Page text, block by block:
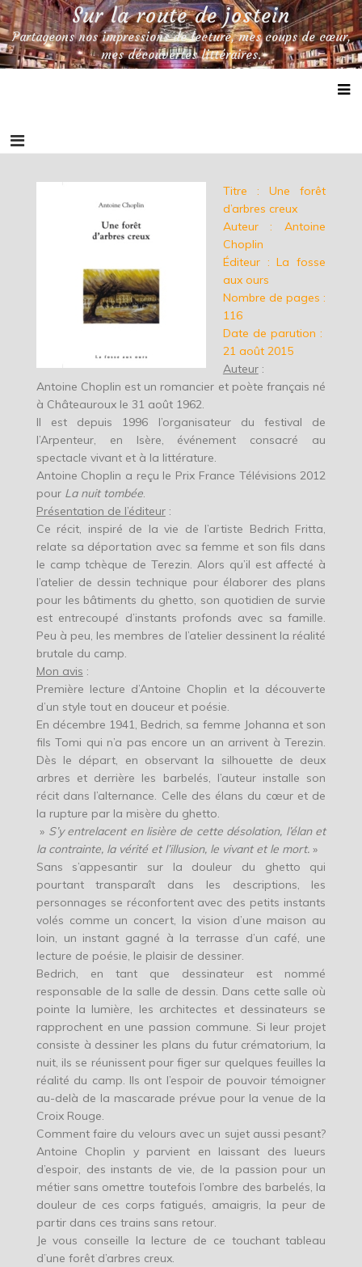
Skip
to
content
Sur la route de jostein
Partageons nos impressions de lecture, mes coups de cœur,
mes découvertes littéraires.
Titre : Une forêt
d’arbres creux
Auteur : Antoine
Choplin
Éditeur : La fosse
aux ours
Nombre de pages :
116
Date de parution :
21 août 2015
Auteur:
Antoine Choplin est un romancier et poète français né
à Châteauroux le 31 août 1962.
Il est depuis 1996 l’organisateur du festival de
l’Arpenteur, en Isère, événement consacré au
spectacle vivant et à la littérature.
Antoine Choplin a reçu le Prix France Télévisions 2012
pour La nuit tombée.
Présentation de l’éditeur:
Ce récit, inspiré de la vie de l’artiste Bedrich Fritta,
relate sa déportation avec sa femme et son fils dans
le camp tchèque de Terezin. Alors qu’il est affecté à
l’atelier de dessin technique pour élaborer des plans
pour les bâtiments du ghetto, son quotidien de survie
est entrecoupé d’instants profonds avec sa famille.
Peu à peu, les membres de l’atelier dessinent la réalité
brutale du camp.
Mon avis :
Première lecture d’Antoine Choplin et la découverte
d’un style tout en douceur et poésie.
En décembre 1941, Bedrich, sa femme Johanna et son
fils Tomi qui n’a pas encore un an arrivent à Terezin.
Dès le départ, en observant la silhouette de deux
arbres et derrière les barbelés, l’auteur installe son
récit dans l’alternance. Celle des élans du cœur et de
la rupture par la misère du ghetto.
» S’y entrelacent en lisière de cette désolation, l’élan et
la contrainte, la vérité et l’illusion, le vivant et le mort.»
Sans s’appesantir sur la douleur du ghetto qui
pourtant transparaît dans les descriptions, les
personnages se réconfortent avec des petits instants
volés comme un concert, la vision d’une maison au
loin, un instant gagné à la terrasse d’un café, une
lecture de poésie, le plaisir de dessiner.
Bedrich, en tant que dessinateur est nommé
responsable de la salle de dessin. Dans cette salle où
pointe la lumière, les architectes et dessinateurs se
rapprochent en une passion commune. Si leur projet
consiste à dessiner les plans du futur crématorium, la
nuit, ils se réunissent pour figer sur quelques feuilles la
réalité du camp. Ils ont l’espoir de pouvoir témoigner
au-delà de la mascarade prévue pour la venue de la
Croix Rouge.
Comment faire du velours avec un sujet aussi pesant?
Antoine Choplin y parvient en laissant des lueurs
d’espoir, des instants de vie, de la passion pour un
métier sans omettre toutefois l’ombre des barbelés, la
douleur de ces corps fatigués, amaigris, la peur de
partir dans ces trains sans retour.
Je vous conseille la lecture de ce touchant tableau
d’une forêt d’arbres creux.